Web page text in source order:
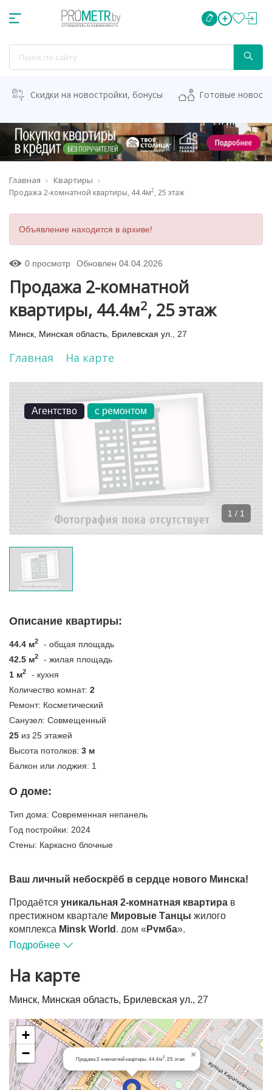
Скидки на новостройки, бонусы Готовые
Главная Квартиры
Продажа 2-комнатной квартиры, 44.4м2, 25 этаж
Объявление находится в архиве!
0 просмотр Обновлен 04.04.2026
Продажа 2-комнатной
квартиры, 44.4м2, 25 этаж
Минск Минская область Брилевская ул. , 27
Главная На карте
1 / 1
Агентство с ремонтом
Описание квартиры:
44.4 м2
- общая площадь
42.5 м2
- жилая площадь
1 м2
- кухня
Количество комнат: 2
Ремонт: Косметический
Санузел: Совмещенный
25 из 25 этажей
Высота потолков: 3 м
Балкон или лоджия: 1
О доме:
Тип дома: Современная непанель
Год постройки: 2024
Стены: Каркасно блочные
Ваш личный небоскрёб в сердце нового Минска!
Продаётся уникальная 2-комнатная квартира в
престижном квартале Мировые Танцы жилого
комплекса Minsk World , дом « Румба».
25-й этаж
обзорный пункт над городом. Из окон открывается
окон напротив, только вы и горизонт!
Высокие потолки 3 метраи французское остекление
наполняют квартиру светом, создавая атмосферу
свободы и вдохновения. Продуманная планировка
легко превращается вевро-двушку, где каждый метр
работает наваш комфорт. Выполнена разводка
Подробнее
На карте
Минск, Минская область, Брилевская ул., 27
Продажа 2-комнатной квартиры, 44.4м2 , 25 этаж ×
+
−